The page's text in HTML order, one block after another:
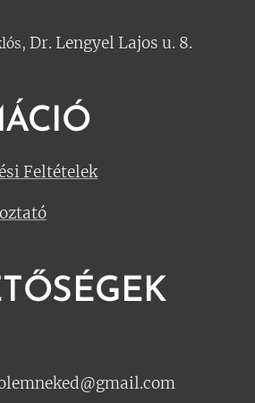
Dr. Lengyel Lajos u. 8.
Feltételek